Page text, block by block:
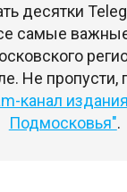
десятки
самые
Не
канал
Подмосковья".